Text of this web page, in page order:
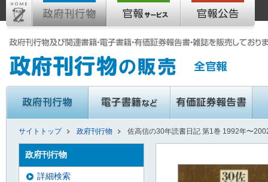
サイトトップ 政府刊行物 佐高信の30年読書日記 第1巻 1992年〜
政府刊行物
詳細検索